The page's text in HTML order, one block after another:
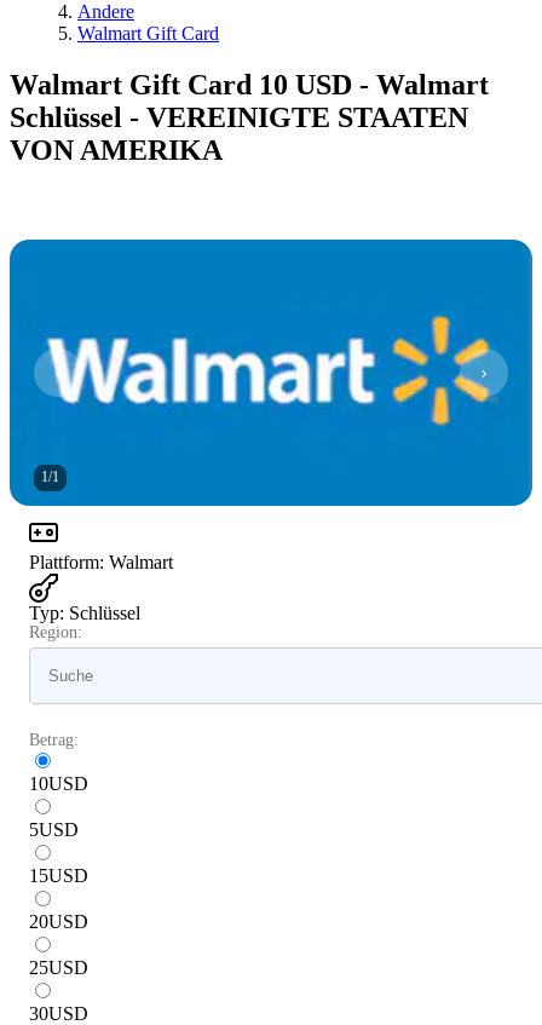
Andere
Walmart Gift Card
Walmart Gift Card 10 USD - Walmart
Schlüssel - VEREINIGTE STAATEN
VON AMERIKA
1/1
Plattform: Walmart
Typ: Schlüssel
Region:
Betrag:
10USD
5USD
15USD
20USD
25USD
30USD